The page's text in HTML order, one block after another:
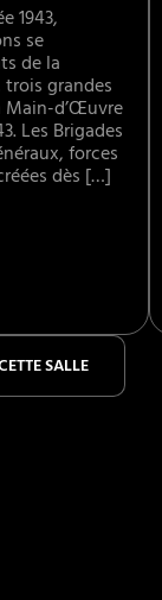
1943,
se
de la
grandes
Main-d’Œuvre
Les Brigades
forces
dès […]
SALLE